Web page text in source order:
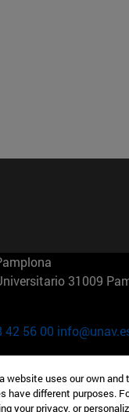
31009
42 56 00
Cerro Águila 3 28023
website uses our own
have different purposes.
your privacy, or